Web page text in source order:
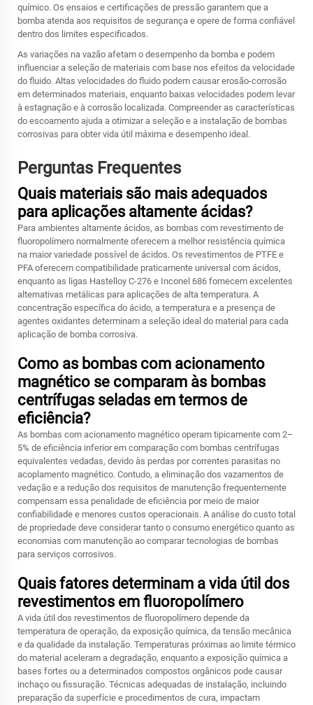
químico. Os ensaios e certificações de pressão garantem que a
bomba atenda aos requisitos de segurança e opere de forma confiável
dentro dos limites especificados.
As variações na vazão afetam o desempenho da bomba e podem
influenciar a seleção de materiais com base nos efeitos da velocidade
do fluido. Altas velocidades do fluido podem causar erosão-corrosão
em determinados materiais, enquanto baixas velocidades podem levar
à estagnação e à corrosão localizada. Compreender as características
do escoamento ajuda a otimizar a seleção e a instalação de bombas
corrosivas para obter vida útil máxima e desempenho ideal.
Perguntas Frequentes
Quais materiais são mais adequados
para aplicações altamente ácidas?
Para ambientes altamente ácidos, as bombas com revestimento de
fluoropolímero normalmente oferecem a melhor resistência química
na maior variedade possível de ácidos. Os revestimentos de PTFE e
PFA oferecem compatibilidade praticamente universal com ácidos,
enquanto as ligas Hastelloy C-276 e Inconel 686 fornecem excelentes
alternativas metálicas para aplicações de alta temperatura. A
concentração específica do ácido, a temperatura e a presença de
agentes oxidantes determinam a seleção ideal do material para cada
aplicação de bomba corrosiva.
Como as bombas com acionamento
magnético se comparam às bombas
centrífugas seladas em termos de
eficiência?
As bombas com acionamento magnético operam tipicamente com 2–
5% de eficiência inferior em comparação com bombas centrífugas
equivalentes vedadas, devido às perdas por correntes parasitas no
acoplamento magnético. Contudo, a eliminação dos vazamentos de
vedação e a redução dos requisitos de manutenção frequentemente
compensam essa penalidade de eficiência por meio de maior
confiabilidade e menores custos operacionais. A análise do custo total
de propriedade deve considerar tanto o consumo energético quanto as
economias com manutenção ao comparar tecnologias de bombas
para serviços corrosivos.
Quais fatores determinam a vida útil dos
revestimentos em fluoropolímero
A vida útil dos revestimentos de fluoropolímero depende da
temperatura de operação, da exposição química, da tensão mecânica
e da qualidade da instalação. Temperaturas próximas ao limite térmico
do material aceleram a degradação, enquanto a exposição química a
bases fortes ou a determinados compostos orgânicos pode causar
inchaço ou fissuração. Técnicas adequadas de instalação, incluindo
preparação da superfície e procedimentos de cura, impactam